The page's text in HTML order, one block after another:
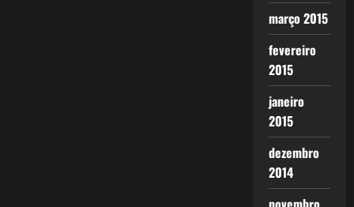
março 2015
fevereiro
2015
janeiro
2015
dezembro
2014